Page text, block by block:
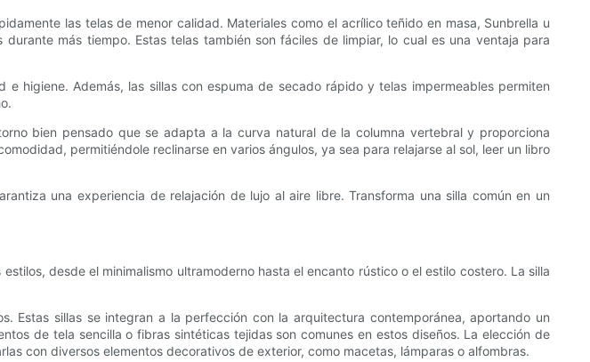
las telas de menor calidad. Materiales como el acrílico teñido en masa, Sunbrella u
más tiempo. Estas telas también son fáciles de limpiar, lo cual es una ventaja para
higiene. Además, las sillas con espuma de secado rápido y telas impermeables permiten
bien pensado que se adapta a la curva natural de la columna vertebral y proporciona
permitiéndole reclinarse en varios ángulos, ya sea para relajarse al sol, leer un libro
una experiencia de relajación de lujo al aire libre. Transforma una silla común en un
desde el minimalismo ultramoderno hasta el encanto rústico o el estilo costero. La silla
Estas sillas se integran a la perfección con la arquitectura contemporánea, aportando un
de tela sencilla o fibras sintéticas tejidas son comunes en estos diseños. La elección de
con diversos elementos decorativos de exterior, como macetas, lámparas o alfombras.